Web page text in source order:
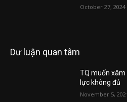
October 27, 2024
Dư luận quan tâm
TQ muốn
lực không đủ
November 5,